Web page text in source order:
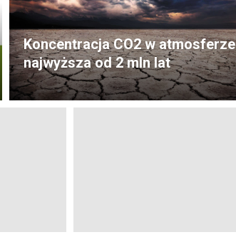
Koncentracja CO2 w atmosferze
najwyższa od 2 mln lat